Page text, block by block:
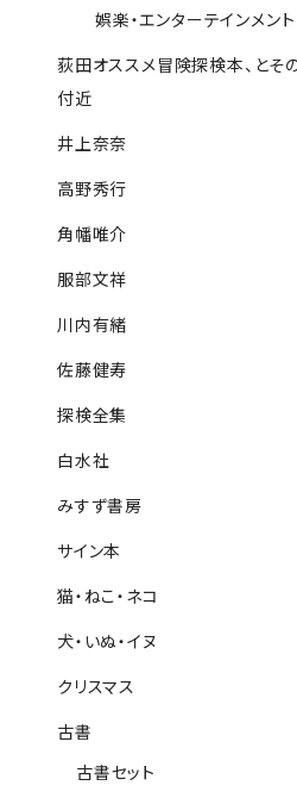
娯楽・エンターテインメント
荻田オススメ冒険探検本、とそ
付近
井上奈奈
高野秀行
角幡唯介
服部文祥
川内有緒
佐藤健寿
探検全集
白水社
みすず書房
サイン本
猫・ねこ・ネコ
犬・いぬ・イヌ
クリスマス
古書
古書セット